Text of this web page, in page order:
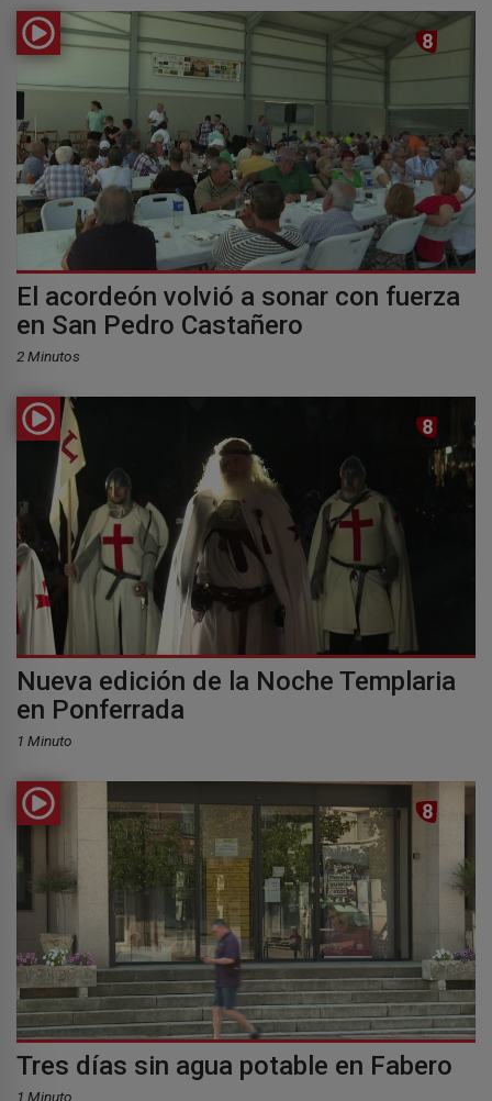
El acordeón volvió a sonar con fuerza
en San Pedro Castañero
2 Minutos
Nueva edición de la Noche Templaria
en Ponferrada
1 Minuto
Tres días sin agua potable en Fabero
1 Minuto